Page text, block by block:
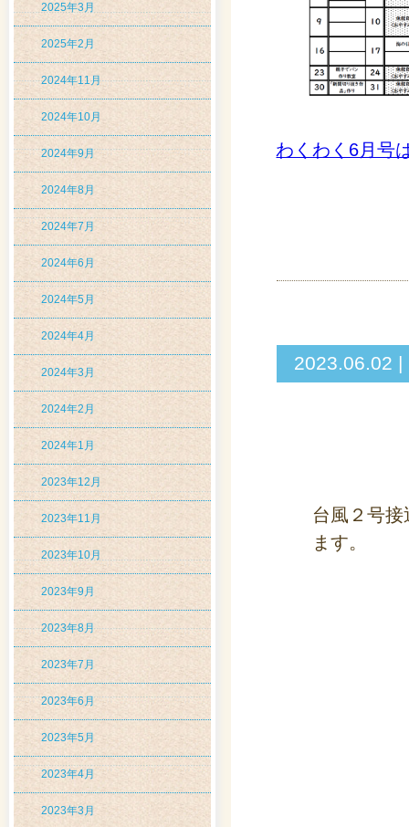
2025年3月
2025年2月
2024年11月
2024年10月
2024年9月
2024年8月
2024年7月
2024年6月
2024年5月
2024年4月
2024年3月
2024年2月
2024年1月
2023年12月
2023年11月
2023年10月
2023年9月
2023年8月
2023年7月
2023年6月
2023年5月
2023年4月
2023年3月
わくわく6月号
2023.06.02
台風２号
ます。